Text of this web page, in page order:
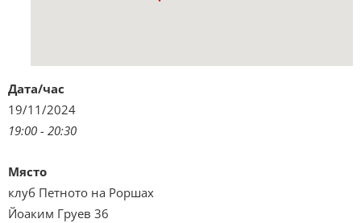
Дата/час
19/11/2024
19:00 - 20:30
Място
клуб Петното на Роршах
Йоаким Груев 36